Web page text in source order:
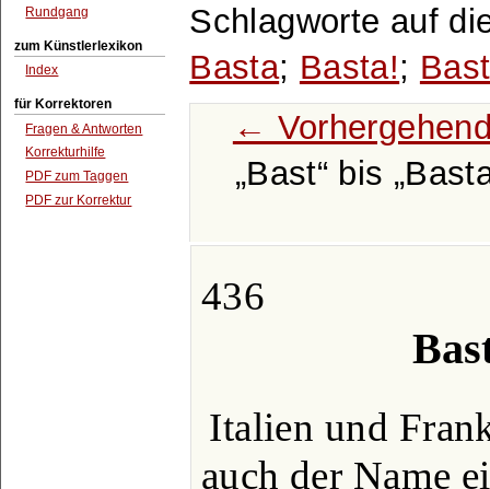
Rundgang
zum Künstlerlexikon
Index
für Korrektoren
Fragen & Antworten
Korrekturhilfe
PDF zum Taggen
PDF zur Korrektur
Schlagworte auf
Basta; Basta!;
←
Bast
bis
436
Italien und
auch der Name